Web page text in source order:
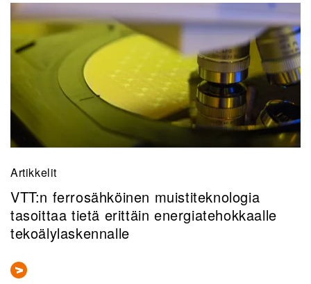
Artikkelit
VTT:n ferrosähköinen muistiteknologia
tasoittaa tietä erittäin energiatehokkaalle
tekoälylaskennalle